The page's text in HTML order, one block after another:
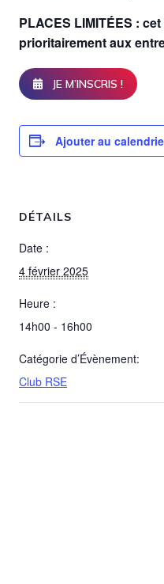
PLACES LIMITÉES :
prioritairement aux
JE M’INSCRIS !
Ajouter au
DÉTAILS
Date :
4 février 2025
Heure :
14h00 - 16h00
Catégorie d’Évènement:
Club RSE